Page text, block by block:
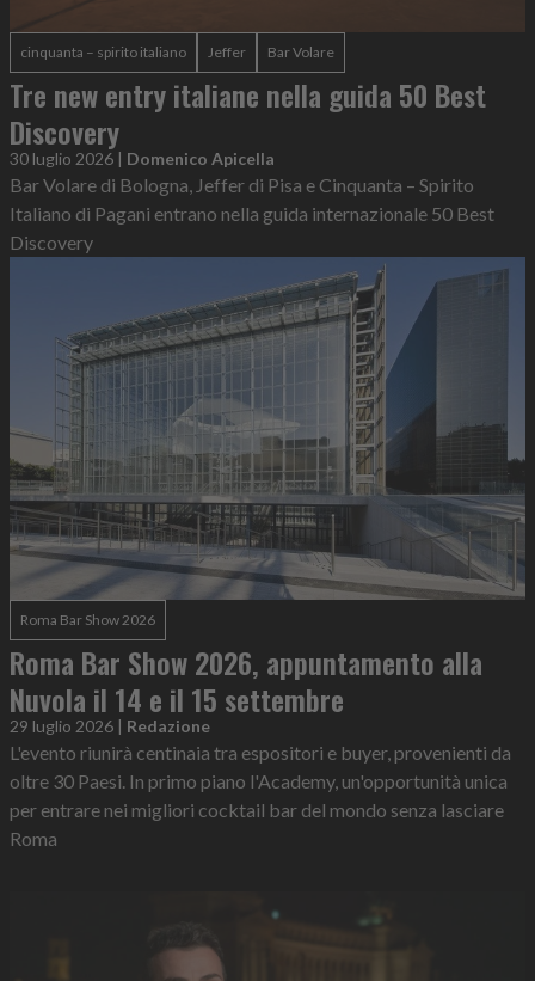
cinquanta – spirito italiano Jeffer Bar Volare
Tre new entry italiane nella guida 50 Best
Discovery
30 luglio 2026 | Domenico Apicella
Bar Volare di Bologna, Jeffer di Pisa e Cinquanta – Spirito
Italiano di Pagani entrano nella guida internazionale 50 Best
Discovery
Roma Bar Show 2026
Roma Bar Show 2026, appuntamento alla
Nuvola il 14 e il 15 settembre
29 luglio 2026 | Redazione
L'evento riunirà centinaia tra espositori e buyer, provenienti da
oltre 30 Paesi. In primo piano l'Academy, un'opportunità unica
per entrare nei migliori cocktail bar del mondo senza lasciare
Roma